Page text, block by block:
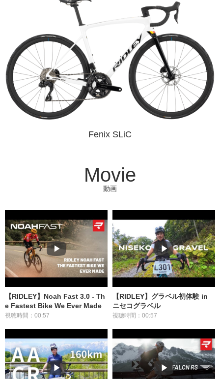
Fenix SLiC
Movie
動画
【RIDLEY】Noah Fast 3.0 - Th
e Fastest Bike We Ever Made
視聴時間：00:57
【RIDLEY】グラベル初体験 in
ニセコグラベル
視聴時間：00:57